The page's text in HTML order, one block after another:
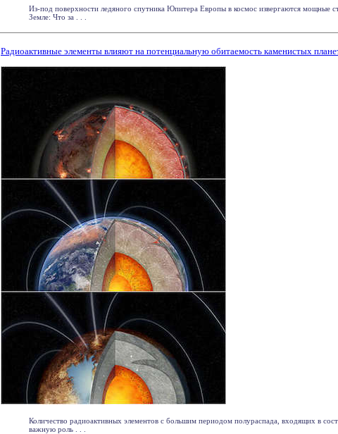
Из-под поверхности ледяного спутника Юпитера Европы в космос извергаются мощные
Земле: Что за . . .
Радиоактивные элементы влияют на потенциальную обитаемость каменистых
Количество радиоактивных элементов с большим периодом полураспада, входящих в
важную роль . . .